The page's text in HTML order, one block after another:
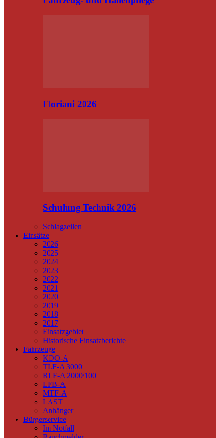
Floriani 2026
Schulung Technik 2026
Schlagzeilen
Einsätze
2026
2025
2024
2023
2022
2021
2020
2019
2018
2017
Einsatzgebiet
Historische Einsatzberichte
Fahrzeuge
KDO-A
TLF-A 3000
RLF-A 2000/100
LFB-A
MTF-A
LAST
Anhänger
Bürgerservice
Im Notfall